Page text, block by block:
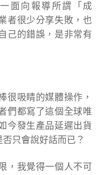
面向報導所謂「成
者很少分享失敗，也
己的錯誤，是非常有
很吸睛的媒體操作，
們都寫了這個全球唯
今發生產品延遲出貨
只會說好話而已？
，我覺得一個人不可